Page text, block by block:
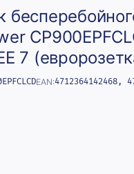
7
EAN:4712364142468,